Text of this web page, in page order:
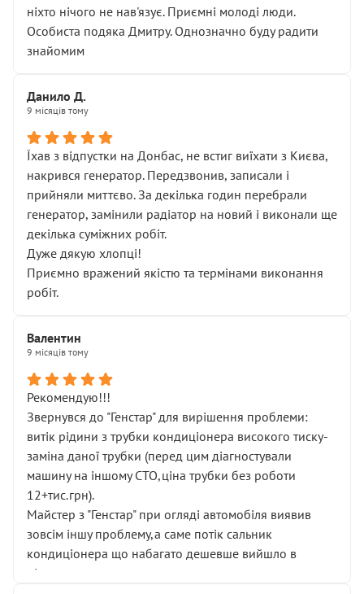
ніхто нічого не нав'язує. Приємні молоді люди.
Особиста подяка Дмитру. Однозначно буду радити
знайомим
Данило Д.
9 місяців тому
Їхав з відпустки на Донбас, не встиг виїхати з Києва,
накрився генератор. Передзвонив, записали і
прийняли миттєво. За декілька годин перебрали
генератор, замінили радіатор на новий і виконали ще
декілька суміжних робіт.
Дуже дякую хлопці!
Приємно вражений якістю та термінами виконання
робіт.
Валентин
9 місяців тому
Рекомендую!!!
Звернувся до "Генстар" для вирішення проблеми:
витік рідини з трубки кондиціонера високого тиску-
заміна даної трубки (перед цим діагностували
машину на іншому СТО,ціна трубки без роботи
12+тис.грн).
Майстер з "Генстар" при огляді автомобіля виявив
зовсім іншу проблему,а саме потік сальник
кондиціонера що набагато дешевше вийшло в
підсумку.